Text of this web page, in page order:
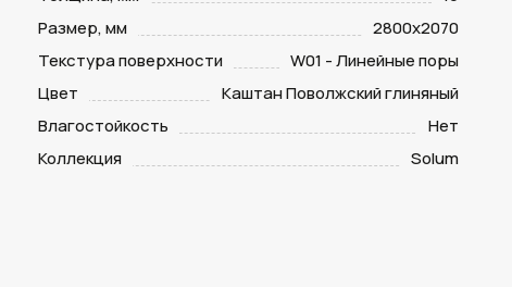
Размер, мм
2800х2070
Текстура поверхности
W01 - Линейные поры
Цвет
Каштан Поволжский глиняный
Влагостойкость
Нет
Коллекция
Solum